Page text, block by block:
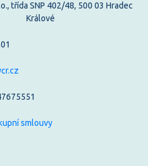
třída SNP 402/48, 500 03 Hradec
Králové
smlouvy